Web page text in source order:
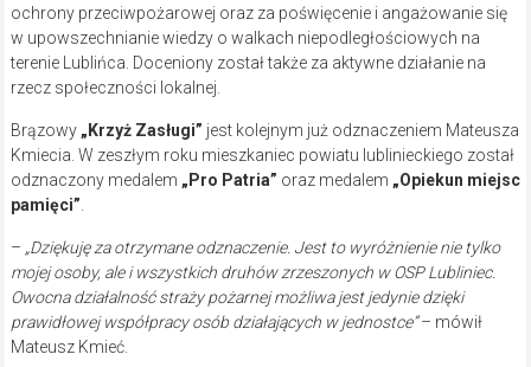
ochrony przeciwpożarowej oraz za poświęcenie i angażowanie się
w upowszechnianie wiedzy o walkach niepodległościowych na
terenie Lublińca. Doceniony został także za aktywne działanie na
rzecz społeczności lokalnej.
Brązowy „Krzyż Zasługi” jest kolejnym już odznaczeniem Mateusza
Kmiecia. W zeszłym roku mieszkaniec powiatu lublinieckiego został
odznaczony medalem „Pro Patria” oraz medalem „Opiekun miejsc
pamięci”
– „Dziękuję za otrzymane odznaczenie. Jest to wyróżnienie nie tylko
mojej osoby, ale i wszystkich druhów zrzeszonych w OSP Lubliniec.
Owocna działalność straży pożarnej możliwa jest jedynie dzięki
prawidłowej współpracy osób działających w jednostce”– mówił
Mateusz Kmieć.